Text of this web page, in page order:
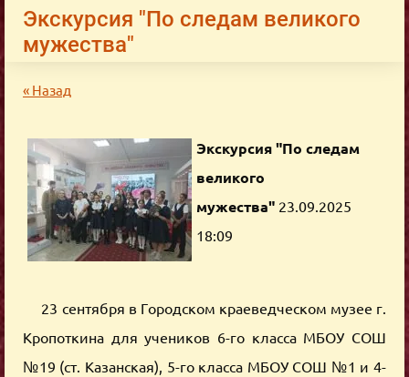
Экскурсия "По следам великого
мужества"
« Назад
Экскурсия "По следам
великого
мужества" 23.09.2025
18:09
23 сентября в Городском краеведческом музее г.
Кропоткина для учеников 6-го класса МБОУ СОШ
№19 (ст. Казанская), 5-го класса МБОУ СОШ №1 и 4-